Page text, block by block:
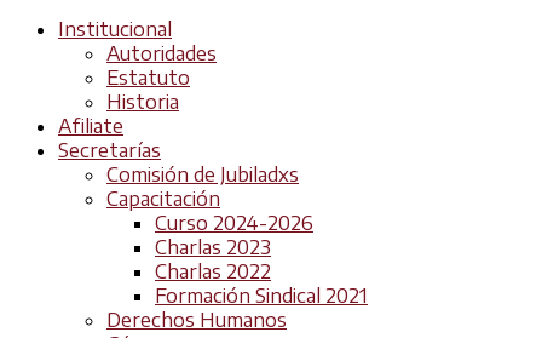
Institucional
Autoridades
Estatuto
Historia
Afiliate
Secretarías
Comisión de Jubiladxs
Capacitación
Curso 2024-2026
Charlas 2023
Charlas 2022
Formación Sindical 2021
Derechos Humanos